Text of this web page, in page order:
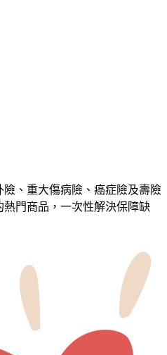
、重大傷病險、癌症險及壽險
門商品，一次性解決保障缺